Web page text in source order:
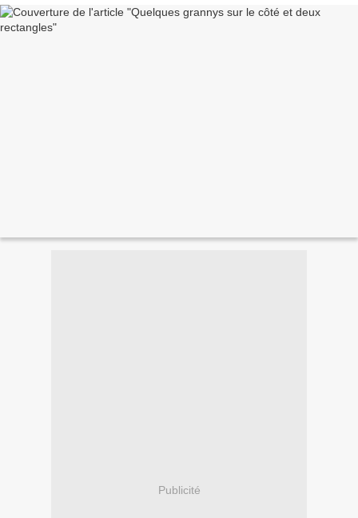
Publicité